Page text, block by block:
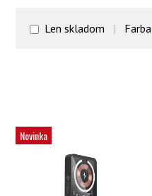
Len skladom Farba
Novinka